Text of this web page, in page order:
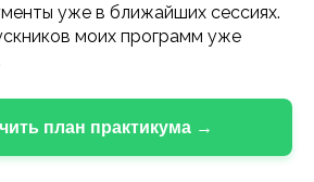
уже в ближайших сессиях.
моих программ уже
план практикума →